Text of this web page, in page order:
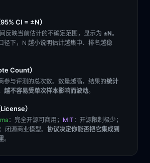
CI = ±N）
反映当前估计的不确定范围，显示为 ±N。
径下，N 越小说明估计越集中、排名越稳
Count）
参与评测的总次数。数量越高，结果的统计
越不容易受单次样本影响而波动。
）
：完全开源可商用； MIT ：开源限制极少；
：闭源商业模型。 协议决定你能否把它集成到
。